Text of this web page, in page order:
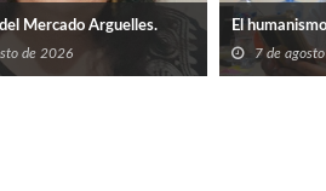
Mercado Arguelles.
de 2026
El
7 de